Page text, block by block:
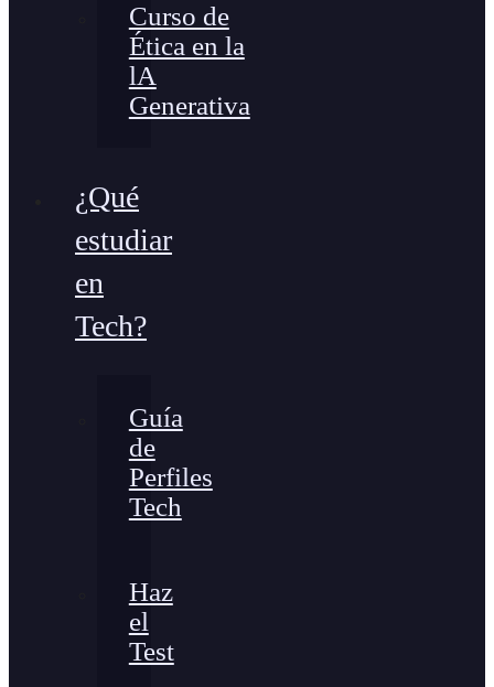
Curso de
Ética en la
lA
Generativa
¿Qué
estudiar
en
Tech?
Guía
de
Perfiles
Tech
Haz
el
Test